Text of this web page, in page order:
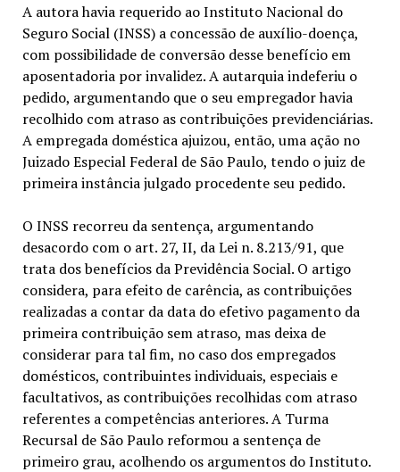
A autora havia requerido ao Instituto Nacional do
Seguro Social (INSS) a concessão de auxílio-doença,
com possibilidade de conversão desse benefício em
aposentadoria por invalidez. A autarquia indeferiu o
pedido, argumentando que o seu empregador havia
recolhido com atraso as contribuições previdenciárias.
A empregada doméstica ajuizou, então, uma ação no
Juizado Especial Federal de São Paulo, tendo o juiz de
primeira instância julgado procedente seu pedido.
O INSS recorreu da sentença, argumentando
desacordo com o art. 27, II, da Lei n. 8.213/91, que
trata dos benefícios da Previdência Social. O artigo
considera, para efeito de carência, as contribuições
realizadas a contar da data do efetivo pagamento da
primeira contribuição sem atraso, mas deixa de
considerar para tal fim, no caso dos empregados
domésticos, contribuintes individuais, especiais e
facultativos, as contribuições recolhidas com atraso
referentes a competências anteriores. A Turma
Recursal de São Paulo reformou a sentença de
primeiro grau, acolhendo os argumentos do Instituto.